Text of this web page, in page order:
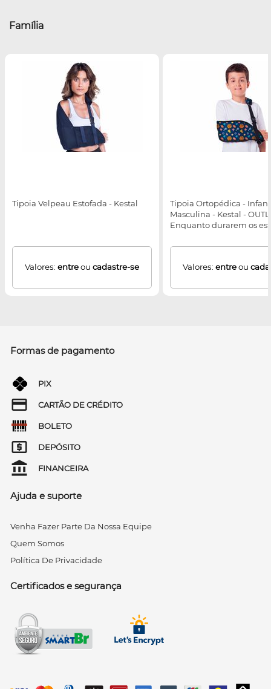
Família
Tipoia Velpeau Estofada - Kestal
Valores: entreou cadastre-se
Tipoia Ortopédica -
Masculina - Kestal -
Enquanto durarem os
Valores: entreou
Formas de pagamento
PIX
CARTÃO DE CRÉDITO
BOLETO
DEPÓSITO
FINANCEIRA
Ajuda e suporte
Venha Fazer Parte Da Nossa Equipe
Quem Somos
Política De Privacidade
Certificados e segurança